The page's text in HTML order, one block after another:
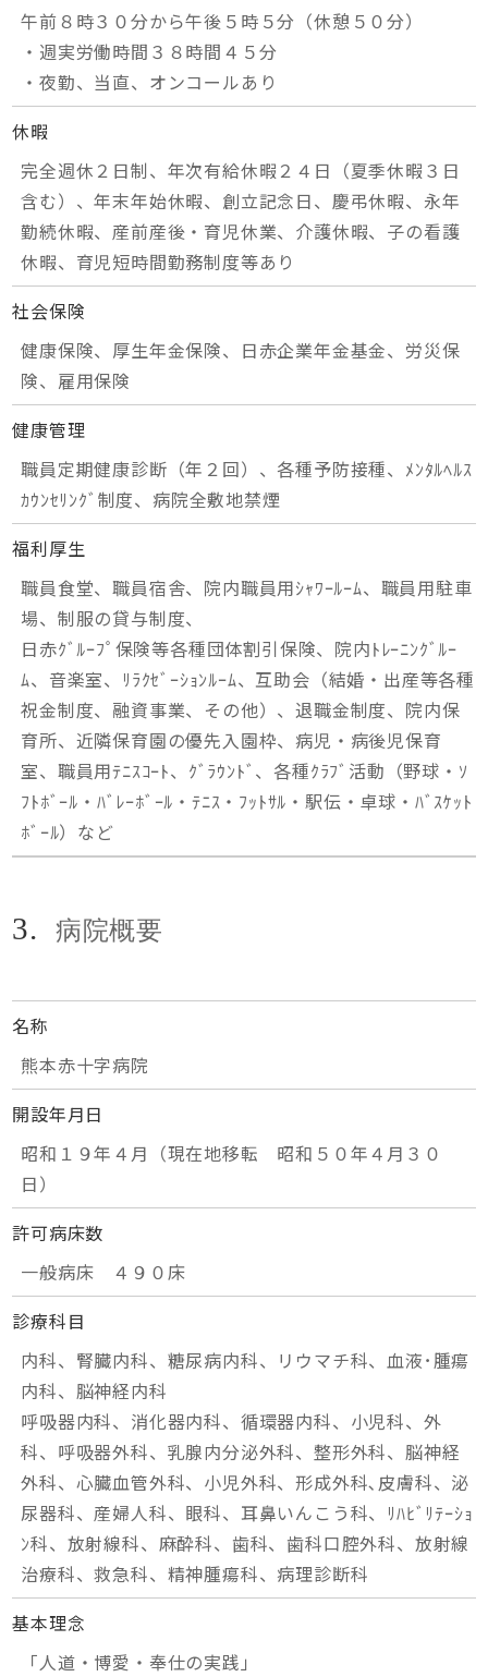
午前８時３０分から午後５時５分（休憩５０分）
・週実労働時間３８時間４５分
・夜勤、当直、オンコールあり
休暇
完全週休２日制、年次有給休暇２４日（夏季休暇３日
含む）、年末年始休暇、創立記念日、慶弔休暇、永年
勤続休暇、産前産後・育児休業、介護休暇、子の看護
休暇、育児短時間勤務制度等あり
社会保険
健康保険、厚生年金保険、日赤企業年金基金、労災保
険、雇用保険
健康管理
職員定期健康診断（年２回）、各種予防接種、ﾒﾝﾀﾙﾍﾙｽ
ｶｳﾝｾﾘﾝｸﾞ制度、病院全敷地禁煙
福利厚生
職員食堂、職員宿舎、院内職員用ｼｬﾜｰﾙｰﾑ、職員用駐車
場、制服の貸与制度、
日赤ｸﾞﾙｰﾌﾟ保険等各種団体割引保険、院内ﾄﾚｰﾆﾝｸﾞﾙｰ
ﾑ、音楽室、ﾘﾗｸｾﾞｰｼｮﾝﾙｰﾑ、互助会（結婚・出産等各種
祝金制度、融資事業、その他）、退職金制度、院内保
育所、近隣保育園の優先入園枠、病児・病後児保育
室、職員用ﾃﾆｽｺｰﾄ、ｸﾞﾗｳﾝﾄﾞ、各種ｸﾗﾌﾞ活動（野球・ｿ
ﾌﾄﾎﾞｰﾙ・ﾊﾞﾚｰﾎﾞｰﾙ・ﾃﾆｽ・ﾌｯﾄｻﾙ・駅伝・卓球・ﾊﾞｽｹｯﾄ
ﾎﾞｰﾙ）など
3. 病院概要
名称
熊本赤十字病院
開設年月日
昭和１９年４月（現在地移転 昭和５０年４月３０
日）
許可病床数
一般病床 ４９０床
診療科目
内科、腎臓内科、糖尿病内科、リウマチ科、血液･腫瘍
内科、脳神経内科
呼吸器内科、消化器内科、循環器内科、小児科、外
科、呼吸器外科、乳腺内分泌外科、整形外科、脳神経
外科、心臓血管外科、小児外科、形成外科､皮膚科、泌
尿器科、産婦人科、眼科、耳鼻いんこう科、ﾘﾊﾋﾞﾘﾃｰｼｮ
ﾝ科、放射線科、麻酔科、歯科、歯科口腔外科、放射線
治療科、救急科、精神腫瘍科、病理診断科
基本理念
「人道・博愛・奉仕の実践」